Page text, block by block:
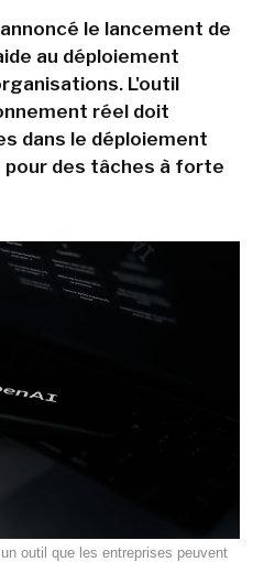
le lancement de
au déploiement
L'outil
réel doit
dans le déploiement
des tâches à forte
outil que les entreprises peuvent